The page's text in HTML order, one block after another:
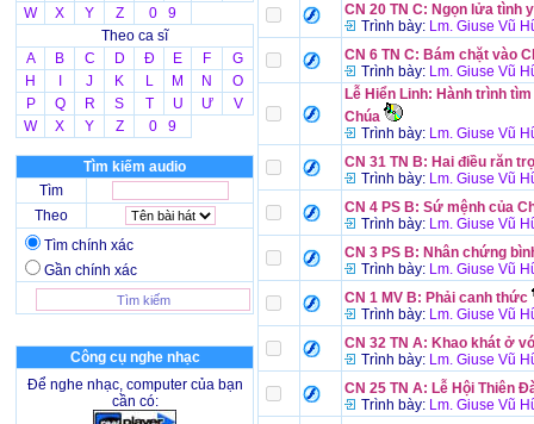
W
X Y Z
0 9
Theo ca sĩ
A
B C D Đ E F
G
H
J K L M N
O
P
Q R S T U Ư
V
W
X Y Z 0 9
Tìm kiếm audio
Tìm
Theo
Tìm chính xác
Gần chính xác
Công cụ nghe nhạc
Để nghe nhạc, computer của bạn
cần có:
CN 20 TN C: Ngọn lửa tình
Trình bày: Lm. Giuse Vũ
CN 6 TN C: Bám chặt vào
Trình bày: Lm. Giuse Vũ
Lễ Hiển Linh: Hành trình
Chúa
Trình bày: Lm. Giuse Vũ
CN 31 TN B: Hai điều răn
Trình bày: Lm. Giuse Vũ
CN 4 PS B: Sứ mệnh của
Trình bày: Lm. Giuse Vũ
CN 3 PS B: Nhân chứng
Trình bày: Lm. Giuse Vũ
CN 1 MV B: Phải canh thức
Trình bày: Lm. Giuse Vũ
CN 32 TN A: Khao khát ở
Trình bày: Lm. Giuse Vũ
CN 25 TN A: Lễ Hội Thiên
Trình bày: Lm. Giuse Vũ